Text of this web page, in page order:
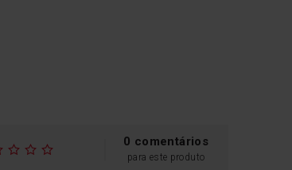
0 comentários
para este produto